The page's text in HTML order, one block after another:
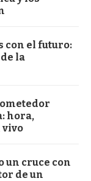
con el futuro:
la
hora,
vivo
un cruce con
de un